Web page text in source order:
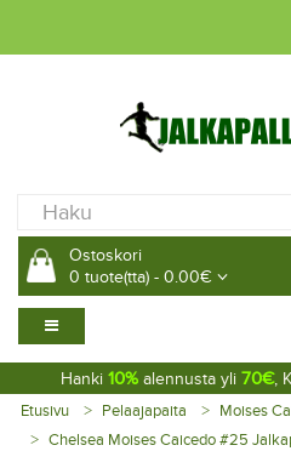
Ostoskori
0 tuote(tta) - 0.00€
Hanki 10% alennusta yli 70€,
Etusivu Pelaajapaita
Moises
Chelsea Moises Caicedo #25